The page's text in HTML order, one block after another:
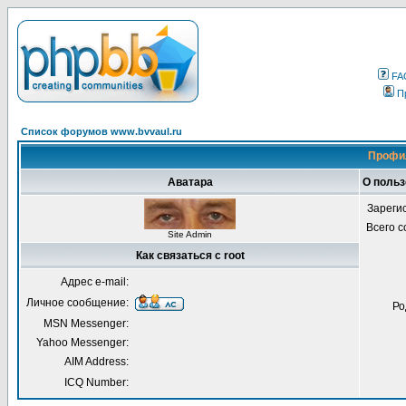
Список форумов www.bvvaul.ru
Аватара О
Site Admin
Всего
Как связаться с root
Адрес e-mail:
Личное сообщение:
MSN Messenger:
Yahoo Messenger:
AIM Address:
ICQ Number: